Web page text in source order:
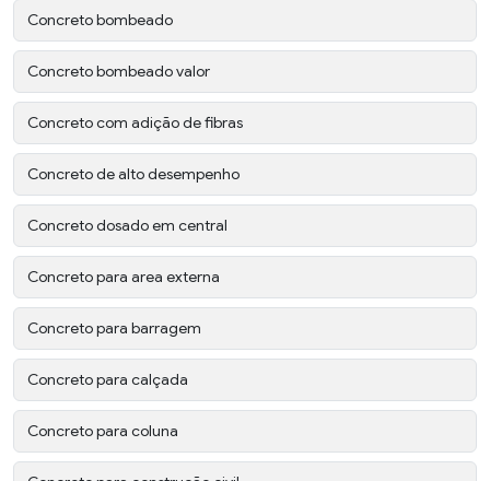
Concreto bombeado
Concreto bombeado valor
Concreto com adição de fibras
Concreto de alto desempenho
Concreto dosado em central
Concreto para area externa
Concreto para barragem
Concreto para calçada
Concreto para coluna